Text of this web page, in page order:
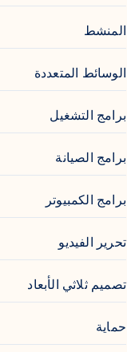
المنشط
الوسائط المتعددة
برامج التشغيل
برامج الصيانة
برامج الكمبيوتر
تحرير الفيديو
تصميم ثلاثي الأبعاد
حماية